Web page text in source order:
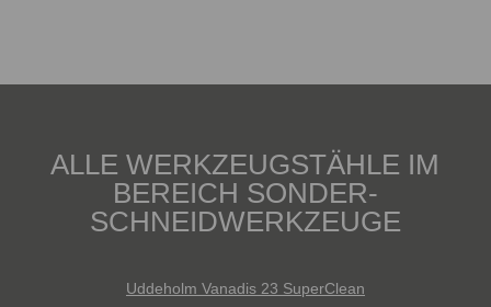
ALLE WERKZEUGSTÄHLE IM
BEREICH SONDER-
SCHNEIDWERKZEUGE
Uddeholm Vanadis 23 SuperClean